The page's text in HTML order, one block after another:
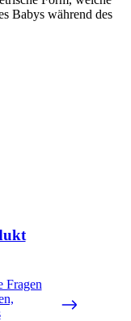
Babys während des
Fragen